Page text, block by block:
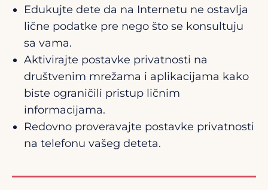
Edukujte dete da na Internetu ne ostavlja
lične podatke pre nego što se konsultuju
sa vama.
Aktivirajte postavke privatnosti na
društvenim mrežama i aplikacijama kako
biste ograničili pristup ličnim
informacijama.
Redovno proveravajte postavke privatnosti
na telefonu vašeg deteta.